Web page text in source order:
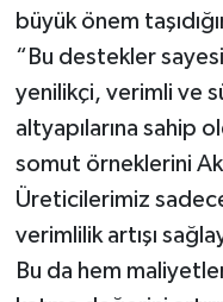
büyük önem
“Bu destekler
yenilikçi, verimli ve
altyapılarına sahip
somut örneklerini
Üreticilerimiz
verimlilik artışı
Bu da hem